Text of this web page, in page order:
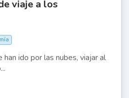
viaje a los
han ido por las nubes, viajar al